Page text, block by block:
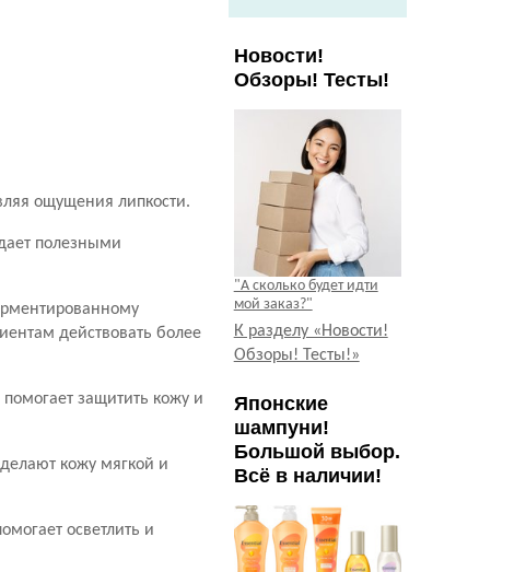
ощущения липкости.
полезными
действовать более
защитить кожу и
кожу мягкой и
осветлить и
Новости!
Обзоры! Тесты!
"А сколько будет идти
мой заказ?"
К разделу «Новости!
Обзоры! Тесты!»
Японские
шампуни!
Большой выбор.
Всё в наличии!